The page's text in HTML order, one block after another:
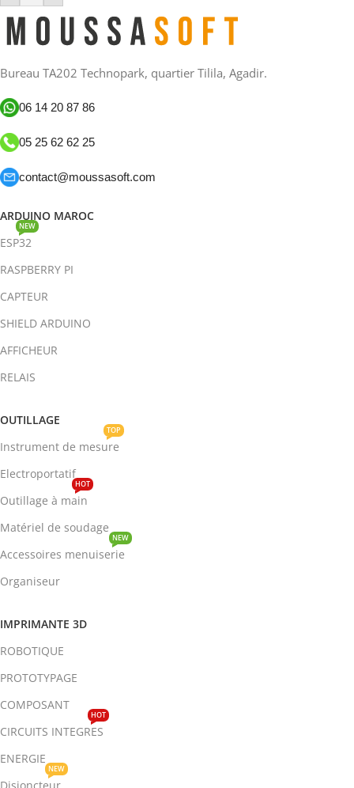
Bureau TA202 Technopark, quartier Tilila, Agadir.
06 14 20 87 86
05 25 62 62 25
contact@moussasoft.com
ARDUINO MAROC
ESP32
NEW
RASPBERRY PI
CAPTEUR
SHIELD ARDUINO
AFFICHEUR
RELAIS
OUTILLAGE
Instrument de mesure
TOP
Electroportatif
Outillage à main
HOT
Matériel de soudage
Accessoires menuiserie
NEW
Organiseur
IMPRIMANTE 3D
ROBOTIQUE
PROTOTYPAGE
COMPOSANT
CIRCUITS INTEGRES
HOT
ENERGIE
NEW